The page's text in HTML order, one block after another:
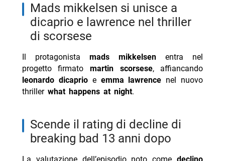
mads mikkelsen si unisce a
dicaprio e lawrence nel thriller
di scorsese
Il protagonista mads mikkelsen entra nel
progetto firmato martin scorsese, affiancando
leonardo dicaprioe emma lawrence nel nuovo
thriller what happens at night.
scende il rating di decline di
breaking bad 13 anni dopo